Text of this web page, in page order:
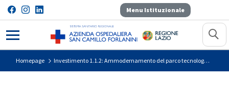
Menu Istituzionale
Investimento 1.1.2:
Homepage Investimento 1.1.2: Ammodernamento del parco tecnologico e digitale ospedaliero (Grandi apparecchiature)